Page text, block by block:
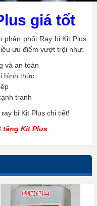
giá tốt
phân phối Ray bi Kit Plus
ưu điểm vượt trội như:
và an toàn
hình thức
tranh
bi Kit Plus chi tiết!
tầng Kit Plus